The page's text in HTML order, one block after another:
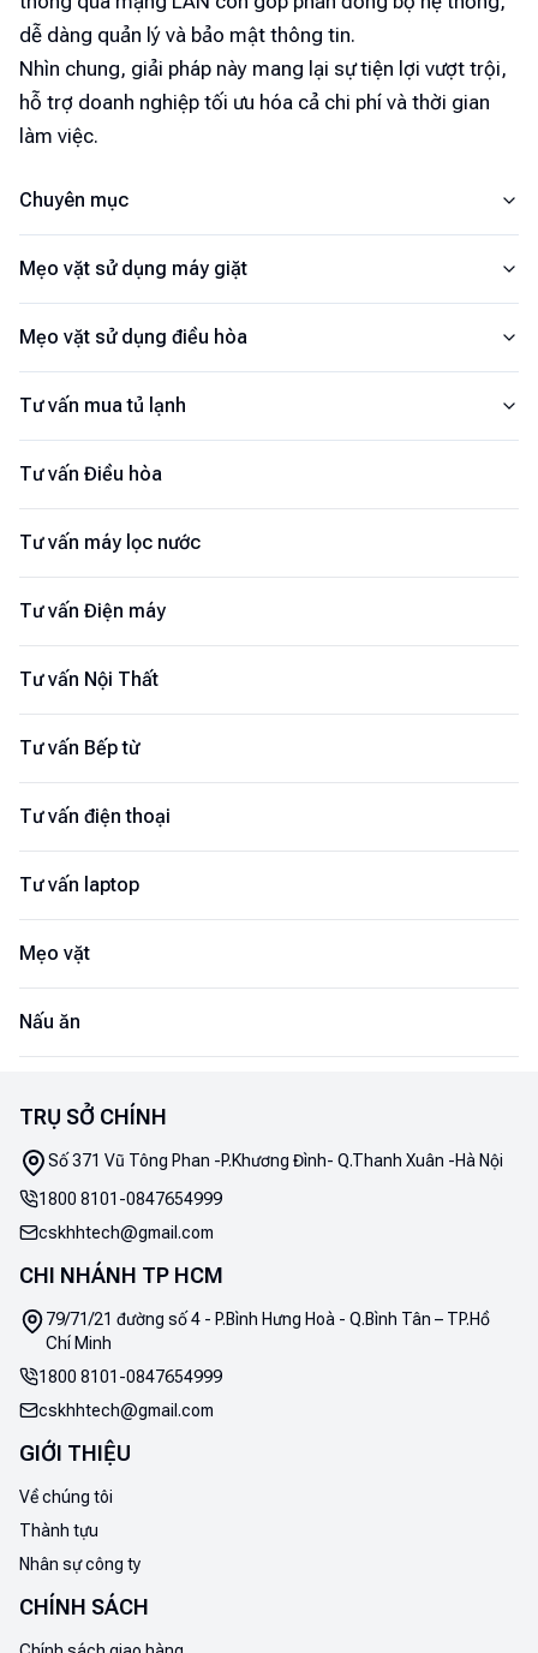
Chuyên mục
Mẹo vặt sử dụng máy giặt
Mẹo vặt sử dụng điều hòa
Tư vấn mua tủ lạnh
Tư vấn Điều hòa
Tư vấn máy lọc nước
Tư vấn Điện máy
Tư vấn Nội Thất
Tư vấn Bếp từ
Tư vấn điện thoại
Tư vấn laptop
Mẹo vặt
Nấu ăn
dễ dàng quản lý và bảo mật thông tin.
Nhìn chung, giải pháp này mang lại sự tiện lợi vượt trội,
hỗ trợ doanh nghiệp tối ưu hóa cả chi phí và thời gian
làm việc.
TRỤ SỞ CHÍNH
Số 371 Vũ Tông Phan -P.Khương Đình- Q.Thanh Xuân -Hà Nội
1800 8101 -0847654999
cskhhtech@gmail.com
CHI NHÁNH TP HCM
79/71/21 đường số 4 - P.Bình Hưng Hoà - Q.Bình Tân – TP.Hồ
Chí Minh
1800 8101 -0847654999
cskhhtech@gmail.com
GIỚI THIỆU
Về chúng tôi
Thành tựu
Nhân sự công ty
CHÍNH SÁCH